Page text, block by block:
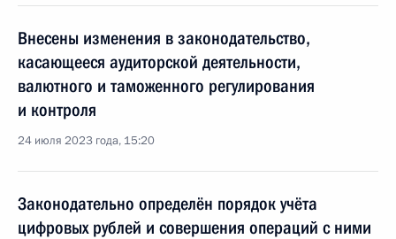
Внесены изменения в законодательство,
касающееся аудиторской деятельности,
валютного и таможенного регулирования
и контроля
24 июля 2023 года, 15:20
Законодательно определён порядок учёта
цифровых рублей и совершения операций с ними